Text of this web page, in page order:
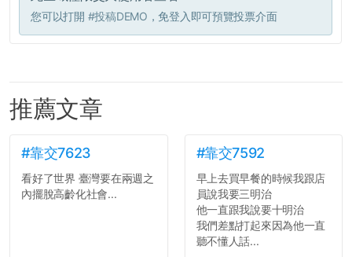
您可以打開 #投稿DEMO ，免登入即可預覽投票介面
推薦文章
#靠交7623
看好了世界 臺灣要在兩週之
內擺脫高齡化社會...
#靠交7592
早上去買早餐的時候我跟店
員說我要三明治
他一直跟我說要十明治
我們差點打起來因為他一直
聽不懂人話...